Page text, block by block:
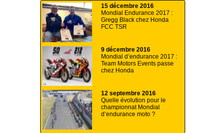
15 décembre 2016
Mondial Endurance 2017 :
Gregg Black chez Honda
FCC TSR
9 décembre 2016
Mondial d’endurance 2017 :
Team Motors Events passe
chez Honda
12 septembre 2016
Quelle évolution pour le
championnat Mondial
d’endurance moto ?